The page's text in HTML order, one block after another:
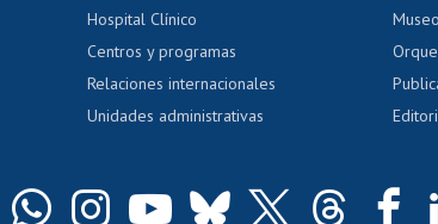
Hospital Clínico
Centros y programas
Relaciones internacionales
Unidades administrativas